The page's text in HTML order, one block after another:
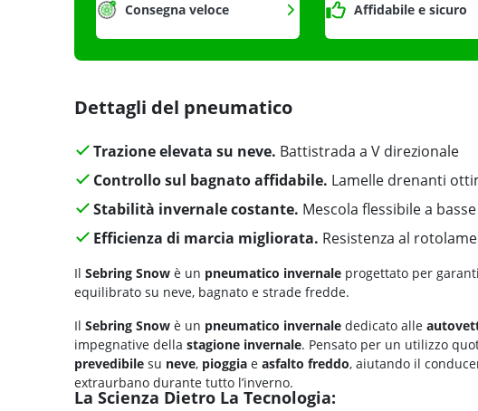
Consegna veloce Affidabile e sicuro
Dettagli del pneumatico
Trazione elevata su neve. Battistrada a V direzionale
Controllo sul bagnato affidabile. Lamelle drenanti
Stabilità invernale costante. Mescola flessibile a
Efficienza di marcia migliorata. Resistenza al
Il Sebring Snow è un pneumatico invernale progettato per
equilibrato su neve, bagnato e strade fredde.
Il Sebring Snow è un pneumatico invernale dedicato alle
impegnative della stagione invernale. Pensato per un utilizzo
prevedibile su neve, pioggia e asfalto freddo, aiutando il
extraurbano durante tutto l’inverno.
La Scienza Dietro La Tecnologia: